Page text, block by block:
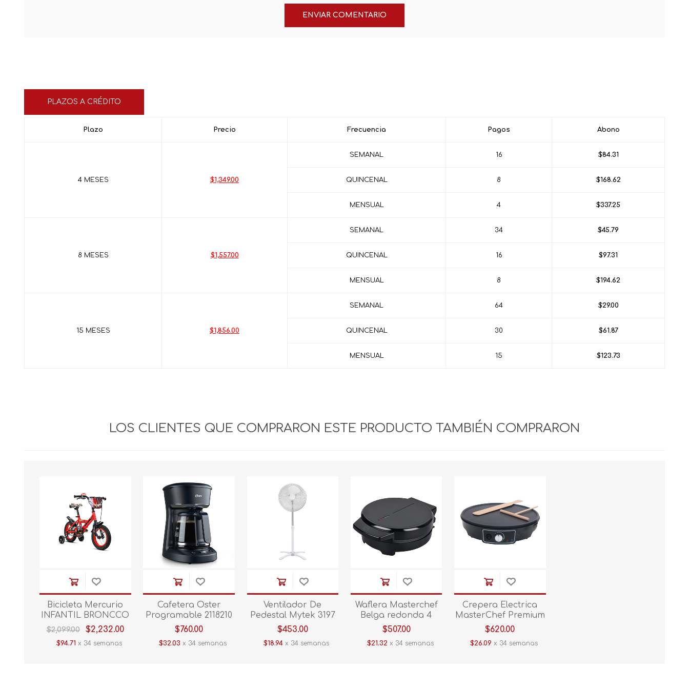
PLAZOS A CRÉDITO
Plazo Precio Frecuencia Pagos Abono
4 MESES $1,349.00
SEMANAL 16 $84.31
QUINCENAL 8 $168.62
MENSUAL 4 $337.25
8 MESES $1,557.00
SEMANAL 34 $45.79
QUINCENAL 16 $97.31
MENSUAL 8 $194.62
15 MESES $1,856.00
SEMANAL 64 $29.00
QUINCENAL 30 $61.87
MENSUAL 15 $123.73
LOS CLIENTES QUE COMPRARON ESTE PRODUCTO TAMBIÉN COMPRARON
Bicicleta Mercurio
INFANTIL BRONCCO
12´´ ROJO 1V.300957
$2,099.00 $2,232.00
$94.71 x 34 semanas
Cafetera Oster
Programable 2118210
12 Tazas Negro V/E.
$760.00
$32.03 x 34 semanas
Ventilador De
Pedestal Mytek 3197
16"
$453.00
$18.94 x 34 semanas
Waflera Masterchef
Belga redonda 4
rebanadas MK-WM-
1CBLACK negro
$507.00
$21.32x 34 semanas
Crepera Electrica
MasterChef Premium
MK-CM-V2 Negro 100
$620.00
$26.09 x 34 semanas